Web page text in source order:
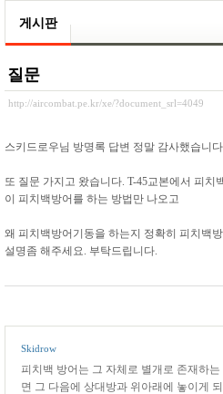
게시판
질문
http://aircombat.pe.kr/xe/?document_srl=4049
스키드로우님 방명록 답변 정말 감사했습니
또 질문 가지고 왔습니다. T-45교본에서 피치
이 피치백방어를 하는 방법만 나오고
왜 피치백방어기동을 하는지 정확히 피치백
설명좀 해주세요. 부탁드립니다.
Skidrow
피치백 방어는 그 자체로 별개로 존재하
면 그 다음에 상대방과 위아래에 놓이게